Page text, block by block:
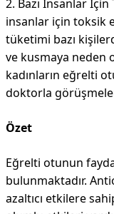
2. Bazı İnsanlar
insanlar için toksik
tüketimi bazı
ve kusmaya neden
kadınların eğrelti
doktorla
Özet
Eğrelti otunun
bulunmaktadır.
azaltıcı etkilere